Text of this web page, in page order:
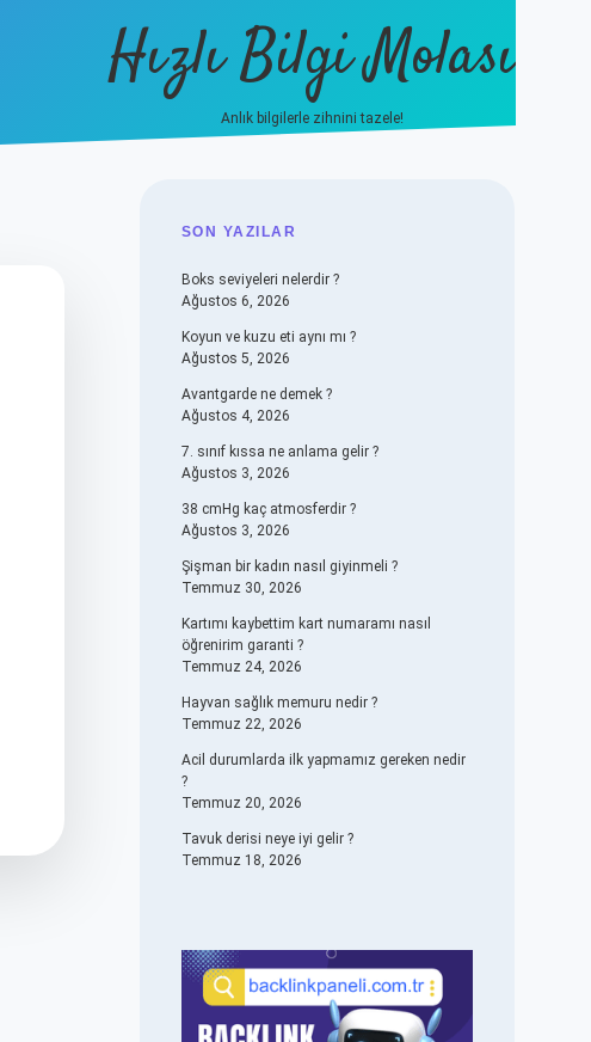
Hızlı Bilgi Molası
Anlık bilgilerle zihnini tazele!
SIDEBAR
SON YAZILAR
Boks seviyeleri nelerdir ?
Ağustos 6, 2026
Koyun ve kuzu eti aynı mı ?
Ağustos 5, 2026
Avantgarde ne demek ?
Ağustos 4, 2026
7. sınıf kıssa ne anlama gelir ?
Ağustos 3, 2026
38 cmHg kaç atmosferdir ?
Ağustos 3, 2026
Şişman bir kadın nasıl giyinmeli ?
Temmuz 30, 2026
Kartımı kaybettim kart numaramı nasıl
öğrenirim garanti ?
Temmuz 24, 2026
Hayvan sağlık memuru nedir ?
Temmuz 22, 2026
Acil durumlarda ilk yapmamız gereken nedir
?
Temmuz 20, 2026
Tavuk derisi neye iyi gelir ?
Temmuz 18, 2026